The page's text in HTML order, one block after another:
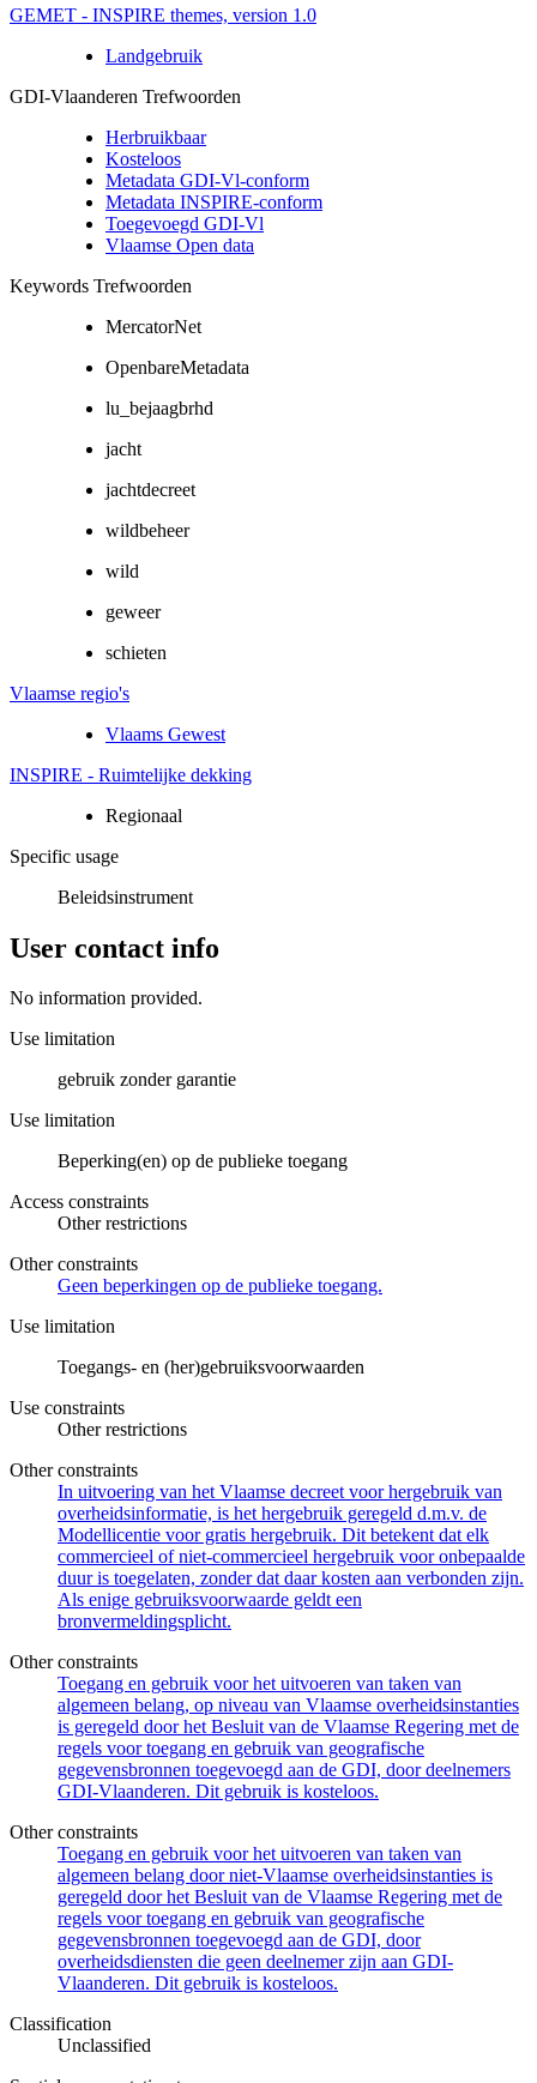
GEMET - INSPIRE themes, version 1.0
Landgebruik
GDI-Vlaanderen Trefwoorden
Herbruikbaar
Kosteloos
Metadata GDI-Vl-conform
Metadata INSPIRE-conform
Toegevoegd GDI-Vl
Vlaamse Open data
Keywords Trefwoorden
MercatorNet
OpenbareMetadata
lu_bejaagbrhd
jacht
jachtdecreet
wildbeheer
wild
geweer
schieten
Vlaamse regio's
Vlaams Gewest
INSPIRE - Ruimtelijke dekking
Regionaal
Specific usage
Beleidsinstrument
User contact info
No information provided.
Use limitation
gebruik zonder garantie
Use limitation
Beperking(en) op de publieke toegang
Access constraints
Other restrictions
Other constraints
Geen beperkingen op de publieke toegang.
Use limitation
Toegangs- en (her)gebruiksvoorwaarden
Use constraints
Other restrictions
Other constraints
In uitvoering van het Vlaamse decreet voor hergebruik van
overheidsinformatie, is het hergebruik geregeld d.m.v. de
Modellicentie voor gratis hergebruik. Dit betekent dat elk
commercieel of niet-commercieel hergebruik voor onbepaalde
duur is toegelaten, zonder dat daar kosten aan verbonden zijn.
Als enige gebruiksvoorwaarde geldt een
bronvermeldingsplicht.
Other constraints
Toegang en gebruik voor het uitvoeren van taken van
algemeen belang, op niveau van Vlaamse overheidsinstanties
is geregeld door het Besluit van de Vlaamse Regering met de
regels voor toegang en gebruik van geografische
gegevensbronnen toegevoegd aan de GDI, door deelnemers
GDI-Vlaanderen. Dit gebruik is kosteloos.
Other constraints
Toegang en gebruik voor het uitvoeren van taken van
algemeen belang door niet-Vlaamse overheidsinstanties is
geregeld door het Besluit van de Vlaamse Regering met de
regels voor toegang en gebruik van geografische
gegevensbronnen toegevoegd aan de GDI, door
overheidsdiensten die geen deelnemer zijn aan GDI-
Vlaanderen. Dit gebruik is kosteloos.
Classification
Unclassified